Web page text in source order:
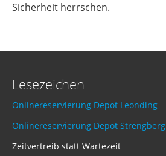
Sicherheit herrschen.
Lesezeichen
Onlinereservierung Depot Leonding
Onlinereservierung Depot Strengberg
Zeitvertreib statt Wartezeit